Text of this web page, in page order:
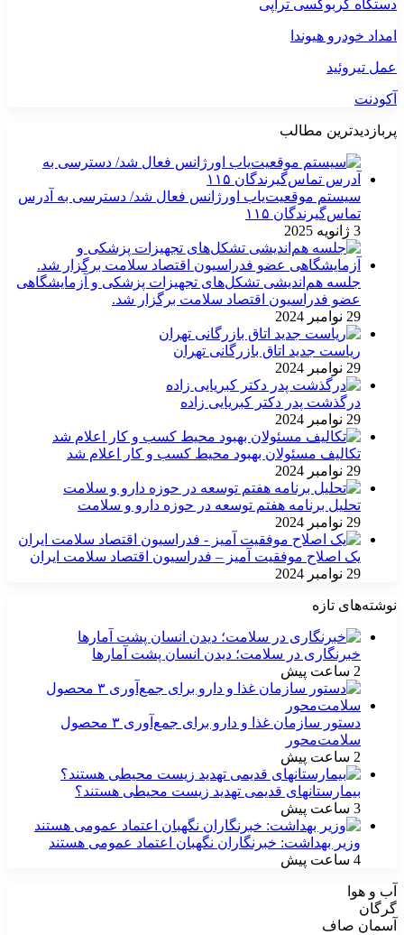
دستگاه کربوکسی تراپی
امداد خودرو هیوندا
عمل تیروئید
آکودنت
پربازدیدترین مطالب
سیستم موقعیت‌یاب اورژانس فعال شد/ دسترسی به آدرس
تماس‌گیرندگان ۱۱۵
3 ژانویه 2025
جلسه هم‌اندیشی تشکل‌های تجهیزات پزشکی و آزمایشگاهی
عضو فدراسیون اقتصاد سلامت برگزار شد.
29 نوامبر 2024
ریاست جدید اتاق بازرگانی تهران
29 نوامبر 2024
درگذشت پدر دکتر کبریایی زاده
29 نوامبر 2024
تکالیف مسئولان بهبود محیط کسب و کار اعلام شد
29 نوامبر 2024
تحلیل برنامه هفتم توسعه در حوزه دارو و سلامت
29 نوامبر 2024
یک اصلاح موفقیت آمیز – فدراسیون اقتصاد سلامت ایران
29 نوامبر 2024
نوشته‌های تازه
خبرنگاری در سلامت؛ دیدن انسان پشت آمارها
2 ساعت پیش
دستور سازمان غذا و دارو برای جمع‌آوری ۳ محصول
سلامت‌محور
2 ساعت پیش
بیمارستانهای قدیمی تهدید زیست محیطی هستند؟
3 ساعت پیش
وزیر بهداشت: خبرنگاران نگهبان اعتماد عمومی هستند
4 ساعت پیش
آب و هوا
گرگان
آسمان صاف